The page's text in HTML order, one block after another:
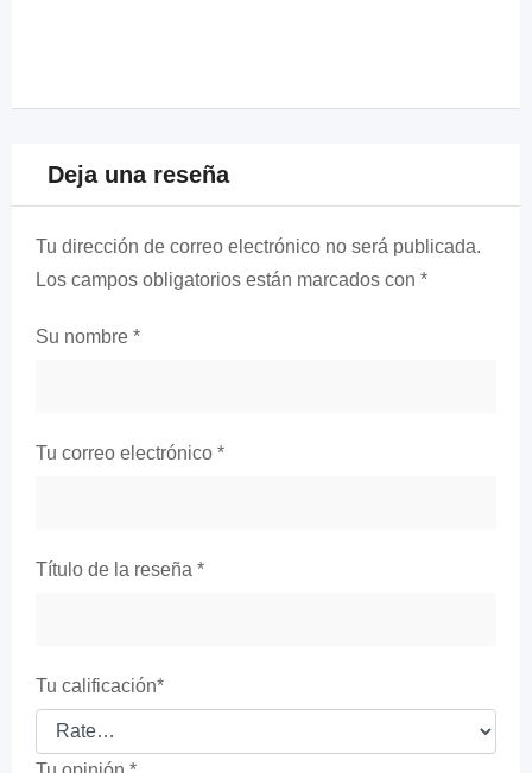
Deja una reseña
Tu dirección de correo electrónico no será publicada.
Los campos obligatorios están marcados con *
Su nombre *
Tu correo electrónico *
Título de la reseña *
Tu calificación*